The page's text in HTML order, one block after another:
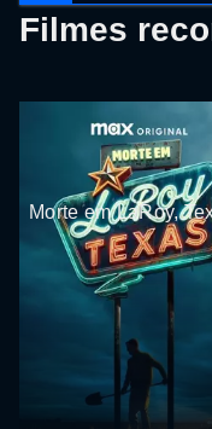
Filmes
Morte em LaRoy,